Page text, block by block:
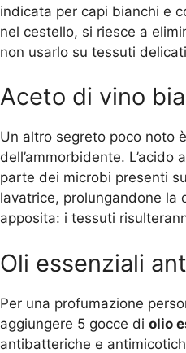
indicata per capi bianchi e
nel cestello, si riesce a
non usarlo su tessuti
Aceto di vino
Un altro segreto poco noto
dell’ammorbidente.
parte dei microbi presenti
lavatrice, prolungandone la
apposita: i tessuti
Oli essenziali
Per una profumazione
aggiungere 5 gocce di olio
antibatteriche e